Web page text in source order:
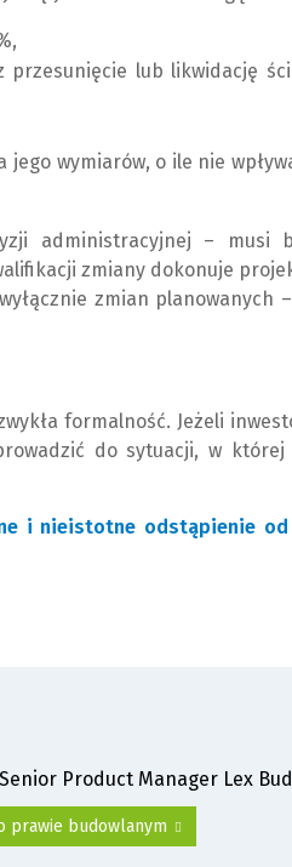
lub likwidację
wymiarów, o ile nie
administracyjnej – musi
zmiany dokonuje
zmian planowanych
formalność. Jeżeli
do sytuacji, w
i nieistotne odstąpienie
Senior Product Manager Lex
prawie budowlanym